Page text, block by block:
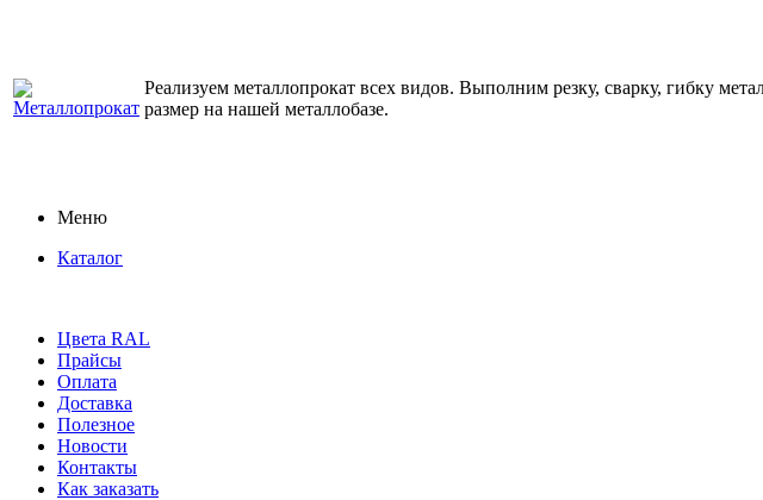
Реализуем металлопрокат всех видов. Выполним резку, сварку, гибку
размер на нашей металлобазе.
Меню
Каталог
Цвета RAL
Прайсы
Оплата
Доставка
Полезное
Новости
Контакты
Как заказать